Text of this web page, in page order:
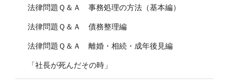
法律問題Ｑ＆Ａ 事務処理の方法（基本編）
法律問題Ｑ＆Ａ 債務整理編
法律問題Ｑ＆Ａ 離婚・相続・成年後見編
「社長が死んだその時」